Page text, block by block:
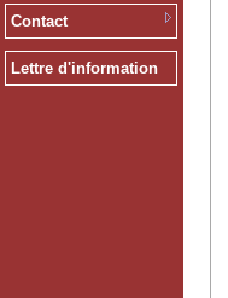
Contact
Lettre d'information